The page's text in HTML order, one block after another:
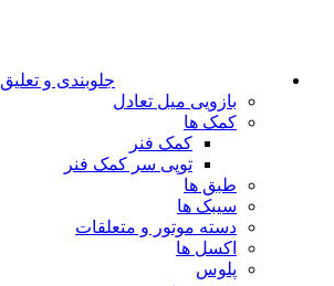
جلوبندی و تعلیق
بازویی میل تعادل
کمک ها
کمک فنر
توپی سر کمک فنر
طبق ها
سیبک ها
دسته موتور و متعلقات
اکسل ها
پلوس